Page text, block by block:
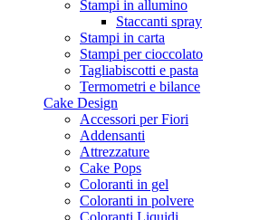
Stampi in allumino
Staccanti spray
Stampi in carta
Stampi per cioccolato
Tagliabiscotti e pasta
Termometri e bilance
Cake Design
Accessori per Fiori
Addensanti
Attrezzature
Cake Pops
Coloranti in gel
Coloranti in polvere
Coloranti Liquidi